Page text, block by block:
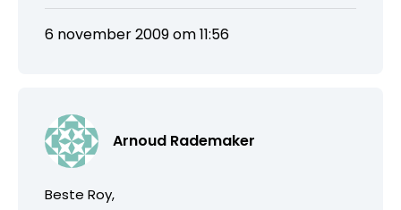
6 november 2009 om 11:56
Arnoud Rademaker
Beste Roy,